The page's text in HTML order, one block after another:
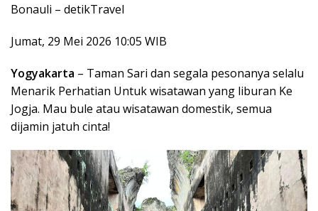
Bonauli – detikTravel
Jumat, 29 Mei 2026 10:05 WIB
Yogyakarta – Taman Sari dan segala pesonanya selalu
Menarik Perhatian Untuk wisatawan yang liburan Ke
Jogja. Mau bule atau wisatawan domestik, semua
dijamin jatuh cinta!